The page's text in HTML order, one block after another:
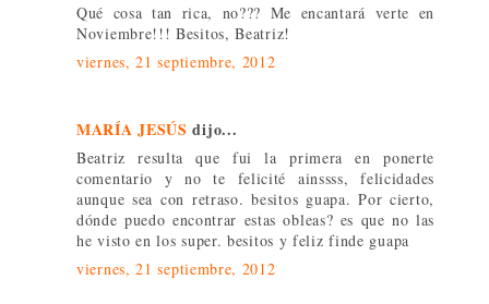
Qué cosa tan rica, no??? Me encantará verte en
Noviembre!!! Besitos, Beatriz!
viernes, 21 septiembre, 2012
MARÍA JESÚS dijo...
Beatriz resulta que fui la primera en ponerte
comentario y no te felicité ainssss, felicidades
aunque sea con retraso. besitos guapa. Por cierto,
dónde puedo encontrar estas obleas? es que no las
he visto en los super. besitos y feliz finde guapa
viernes, 21 septiembre, 2012